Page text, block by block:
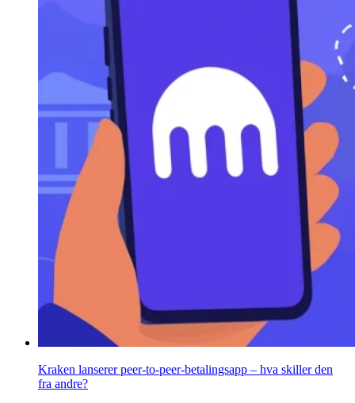
Kraken lanserer peer-to-peer-betalingsapp – hva skiller den
fra andre?